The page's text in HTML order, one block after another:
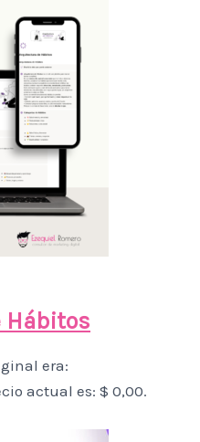
Hábitos
era:
actual es: $ 0,00.